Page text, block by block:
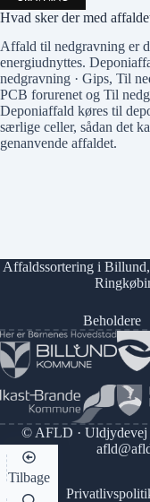
Hvad sker der med
Affald til nedgravning er
energiudnyttes.
nedgravning · Gips, Til
PCB forurenet og Til
Deponiaffald køres til
særlige celler, sådan det
genanvende affaldet.
Affaldssortering i Billund,
Beholdere
© AFLD · Uldjydevej
Tilbage